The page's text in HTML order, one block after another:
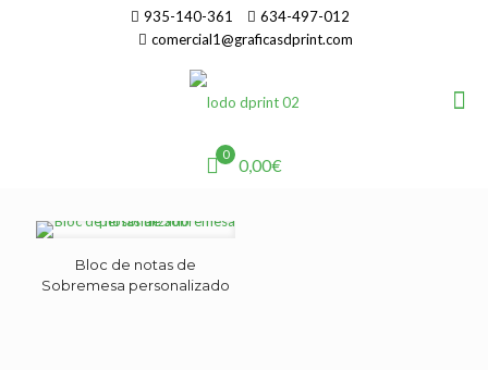
935-140-361
634-497-012
comercial1@graficasdprint.com
0
0,00€
Bloc de notas de
Sobremesa personalizado